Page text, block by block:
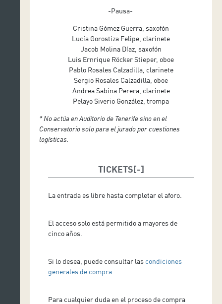
-Pausa-
Cristina Gómez Guerra, saxofón
Lucía Gorostiza Felipe, clarinete
Jacob Molina Díaz, saxofón
Luis Ernrique Röcker Stieper, oboe
Pablo Rosales Calzadilla, clarinete
Sergio Rosales Calzadilla, oboe
Andrea Sabina Perera, clarinete
Pelayo Siverio González, trompa
* No actúa en Auditorio de Tenerife sino en el
Conservatorio solo para el jurado por cuestiones
logísticas.
TICKETS
La entrada es libre hasta completar el aforo.
El acceso solo está permitido a mayores de
cinco años.
Si lo desea, puede consultar las condiciones
generales de compra
Para cualquier duda en el proceso de compra